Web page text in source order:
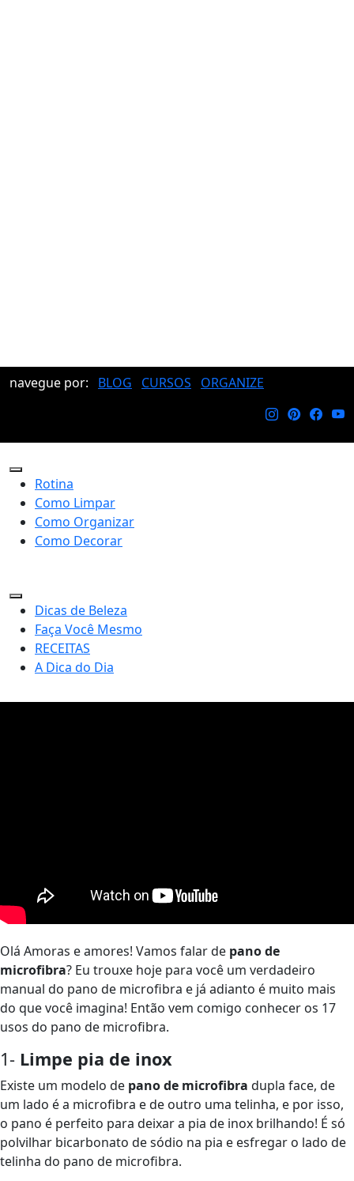
navegue por: BLOG CURSOS ORGANIZE
Rotina
Como Limpar
Como Organizar
Como Decorar
Dicas de Beleza
Faça Você Mesmo
RECEITAS
A Dica do Dia
Olá Amoras e amores! Vamos falar de pano de
microfibra? Eu trouxe hoje para você um verdadeiro
manual do pano de microfibra e já adianto é muito mais
do que você imagina! Então vem comigo conhecer os 17
usos do pano de microfibra.
1- Limpe pia de inox
Existe um modelo de pano de microfibra dupla face, de
um lado é a microfibra e de outro uma telinha, e por isso,
o pano é perfeito para deixar a pia de inox brilhando! É só
polvilhar bicarbonato de sódio na pia e esfregar o lado de
telinha do pano de microfibra.